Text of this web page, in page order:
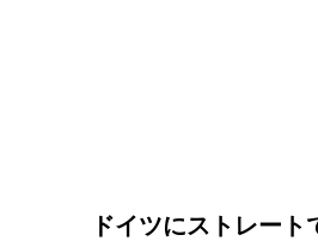
ドイツにストレー